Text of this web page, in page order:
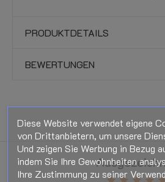
PRODUKTDETAILS
BEWERTUNGEN
Diese Website verwendet eigene
von Drittanbietern, um unsere
Und zeigen Sie Werbung in Bezug
indem Sie Ihre Gewohnheiten
Ihre Zustimmung zu seiner